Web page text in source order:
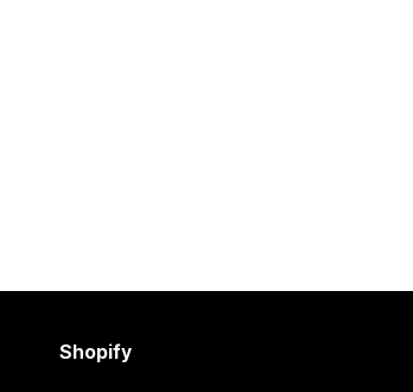
Shopify